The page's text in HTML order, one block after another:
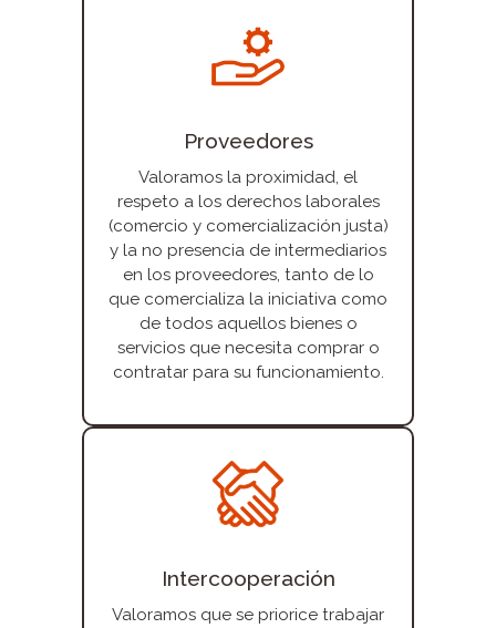
Proveedores
Valoramos la proximidad, el
respeto a los derechos laborales
(comercio y comercialización justa)
y la no presencia de intermediarios
en los proveedores, tanto de lo
que comercializa la iniciativa como
de todos aquellos bienes o
servicios que necesita comprar o
contratar para su funcionamiento.
Intercooperación
Valoramos que se priorice trabajar